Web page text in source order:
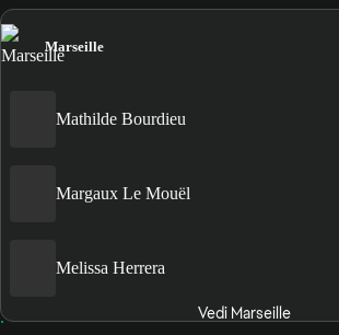
Marseille
Mathilde Bourdieu
Margaux Le Mouël
Melissa Herrera
Vedi Marseille